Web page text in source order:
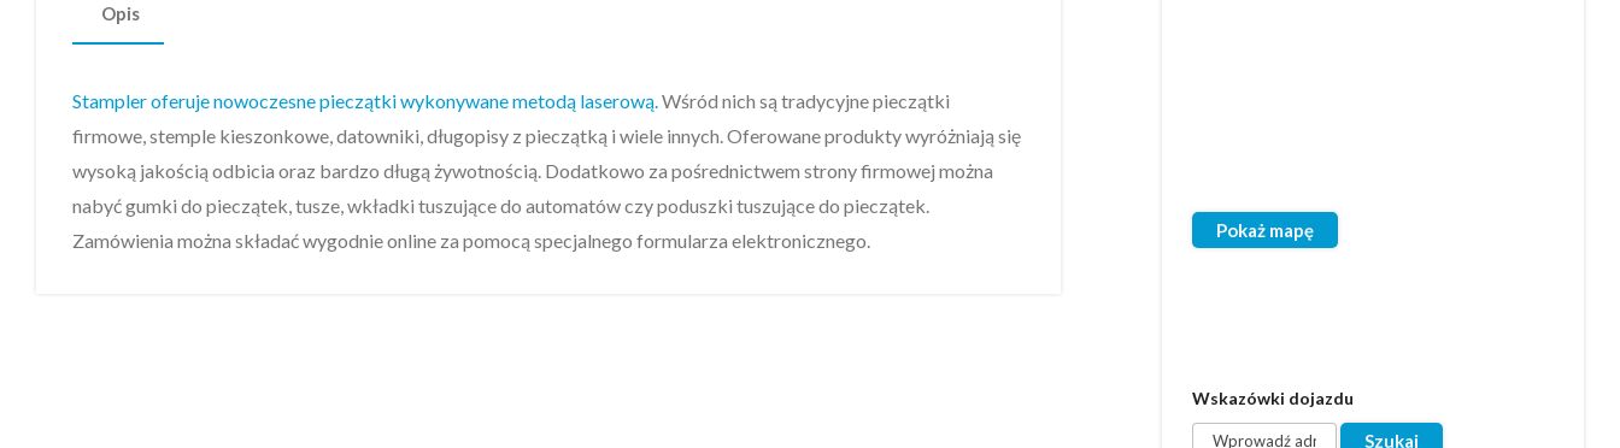
Pokaż mapę
Wskazówki dojazdu
Opis
Stampler oferuje nowoczesne pieczątki wykonywane metodą laserową.Wśród nich są tradycyjne pieczątki
firmowe, stemple kieszonkowe, datowniki, długopisy z pieczątką i wiele innych. Oferowane produkty wyróżniają się
wysoką jakością odbicia oraz bardzo długą żywotnością. Dodatkowo za pośrednictwem strony firmowej można
nabyć gumki do pieczątek, tusze, wkładki tuszujące do automatów czy poduszki tuszujące do pieczątek.
Zamówienia można składać wygodnie online za pomocą specjalnego formularza elektronicznego.